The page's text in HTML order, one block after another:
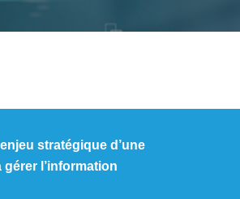
stratégique d’une
l’information